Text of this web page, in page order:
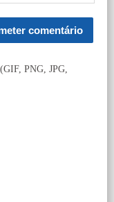
PNG, JPG,